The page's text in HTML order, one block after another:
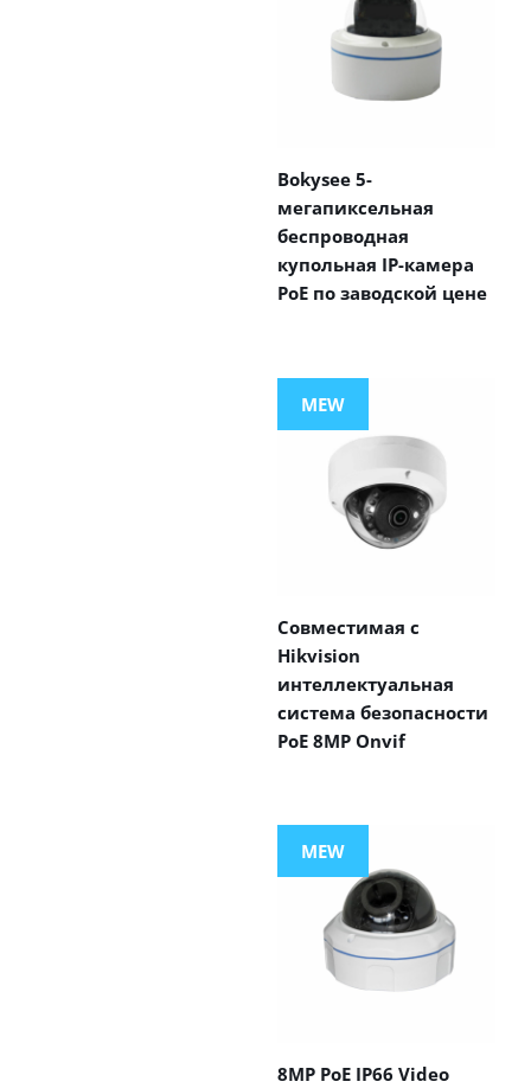
Bokysee 5-
мегапиксельная
беспроводная
купольная IP-камера
PoE по заводской цене
MEW
Совместимая с
Hikvision
интеллектуальная
система безопасности
PoE 8MP Onvif
MEW
8MP PoE IP66 Video